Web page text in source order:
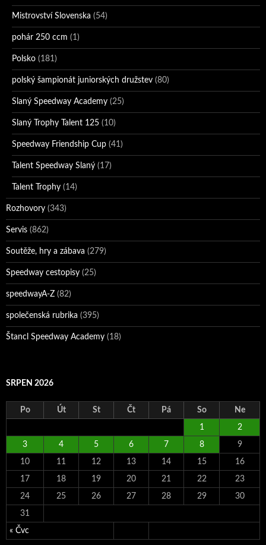
Mistrovství Slovenska (54)
pohár 250 ccm (1)
Polsko (181)
polský šampionát juniorských družstev (80)
Slaný Speedway Academy (25)
Slaný Trophy Talent 125 (10)
Speedway Friendship Cup (41)
Talent Speedway Slaný (17)
Talent Trophy (14)
Rozhovory (343)
Servis (862)
Soutěže, hry a zábava (279)
Speedway cestopisy (25)
speedwayA-Z (82)
společenská rubrika (395)
Štancl Speedway Academy (18)
SRPEN 2026
Po Út St Čt Pá So Ne
« Čvc
1 2
3 4 5 6 7 8 9
10 11 12 13 14 15 16
17 18 19 20 21 22 23
24 25 26 27 28 29 30
31